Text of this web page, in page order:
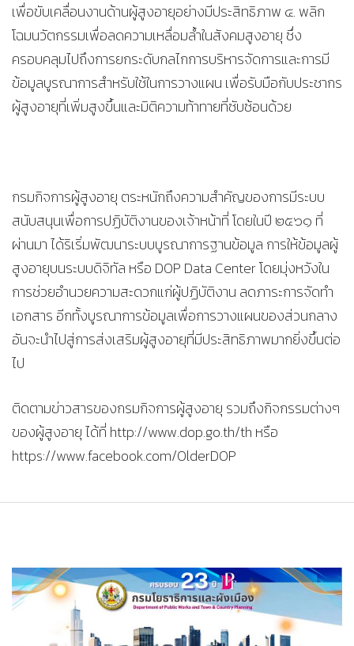
เพื่อขับเคลื่อนงานด้านผู้สูงอายุอย่างมีประสิทธิภาพ ๔. พลิก
โฉมนวัตกรรมเพื่อลดความเหลื่อมล้ำในสังคมสูงอายุ ซึ่ง
ครอบคลุมไปถึงการยกระดับกลไกการบริหารจัดการและการมี
ข้อมูลบูรณาการสำหรับใช้ในการวางแผน เพื่อรับมือกับประชากร
ผู้สูงอายุที่เพิ่มสูงขึ้นและมิติความท้าทายที่ซับซ้อนด้วย
กรมกิจการผู้สูงอายุ ตระหนักถึงความสำคัญของการมีระบบ
สนับสนุนเพื่อการปฏิบัติงานของเจ้าหน้าที่ โดยในปี ๒๕๖๑ ที่
ผ่านมา ได้ริเริ่มพัฒนาระบบบูรณาการฐานข้อมูล การให้ข้อมูลผู้
สูงอายุบนระบบดิจิทัล หรือ DOP Data Center โดยมุ่งหวังใน
การช่วยอำนวยความสะดวกแก่ผู้ปฏิบัติงาน ลดภาระการจัดทำ
เอกสาร อีกทั้งบูรณาการข้อมูลเพื่อการวางแผนของส่วนกลาง
อันจะนำไปสู่การส่งเสริมผู้สูงอายุที่มีประสิทธิภาพมากยิ่งขึ้นต่อ
ไป
ติดตามข่าวสารของกรมกิจการผู้สูงอายุ รวมถึงกิจกรรมต่างๆ
ของผู้สูงอายุ ได้ที่ http://www.dop.go.th/th หรือ
https://www.facebook.com/OlderDOP